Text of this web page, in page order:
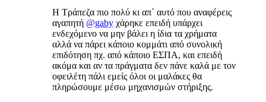
Η Τράπεζα πιο πολύ κι απ΄ αυτό που αναφέρεις
αγαπητή @gaby χάρηκε επειδή υπάρχει
ενδεχόμενο να μην βάλει η ίδια τα χρήματα
αλλά να πάρει κάποιο κομμάτι από συνολική
επιδότηση πχ. από κάποιο ΕΣΠΑ, και επειδή
ακόμα και αν τα πράγματα δεν πάνε καλά με τον
οφειλέτη πάλι εμείς όλοι οι μαλάκες θα
πληρώσουμε μέσω μηχανισμών στήριξης.